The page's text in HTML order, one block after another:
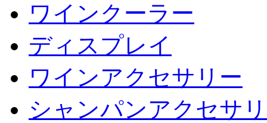
ワインクーラー
ディスプレイ
ワインアクセサリー
シャンパンアクセサ